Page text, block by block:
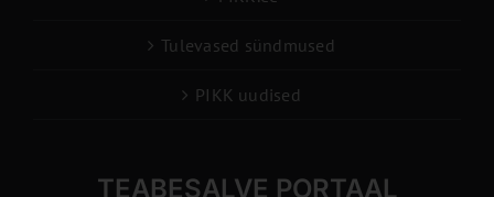
Tulevased sündmused
PIKK uudised
TEABESALVE PORTAAL